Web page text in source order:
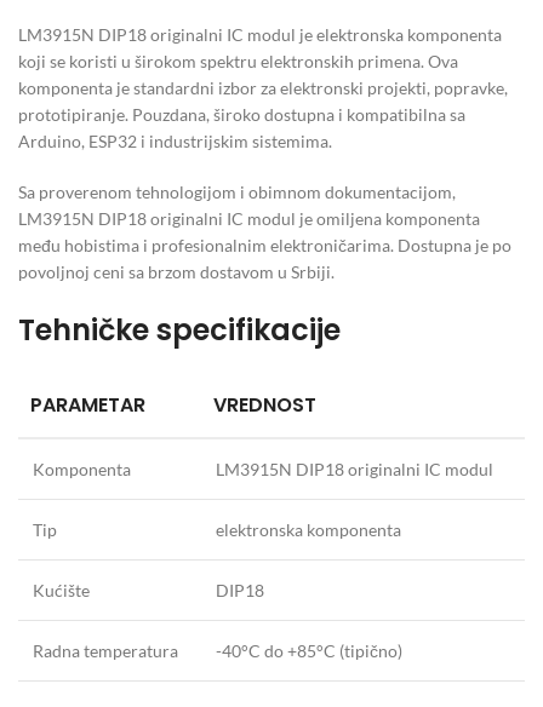
LM3915N DIP18 originalni IC modul je elektronska komponenta
koji se koristi u širokom spektru elektronskih primena. Ova
komponenta je standardni izbor za elektronski projekti, popravke,
prototipiranje. Pouzdana, široko dostupna i kompatibilna sa
Arduino, ESP32 i industrijskim sistemima.
Sa proverenom tehnologijom i obimnom dokumentacijom,
LM3915N DIP18 originalni IC modul je omiljena komponenta
među hobistima i profesionalnim elektroničarima. Dostupna je po
povoljnoj ceni sa brzom dostavom u Srbiji.
Tehničke specifikacije
PARAMETAR VREDNOST
Komponenta LM3915N DIP18 originalni IC modul
Tip elektronska komponenta
Kućište DIP18
Radna temperatura -40°C do +85°C (tipično)